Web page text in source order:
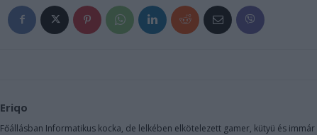
Eriqo
Főállásban Informatikus kocka, de lelkében elkötelezett gamer, kütyü és